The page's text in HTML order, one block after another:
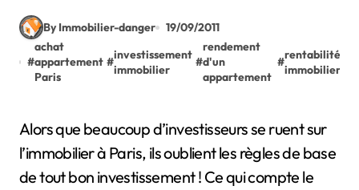
By Immobilier-danger 19/09/2011
#
achat
appartement
Paris
#
investissement
immobilier
#
rendement
d'un
appartement
#
rentabilité
immobilier
Alors que beaucoup d’investisseurs se ruent sur
l’immobilier à Paris, ils oublient les règles de base
de tout bon investissement ! Ce qui compte le